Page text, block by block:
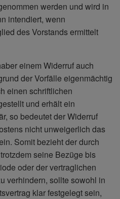
werden und wird in
intendiert, wenn
des Vorstands ermittelt
einem Widerruf auch
der Vorfälle eigenmächtig
einen schriftlichen
und erhält ein
so bedeutet der Widerruf
nicht unweigerlich das
Somit bezieht der durch
seine Bezüge bis
oder der vertraglichen
verhindern, sollte sowohl in
klar festgelegt sein,